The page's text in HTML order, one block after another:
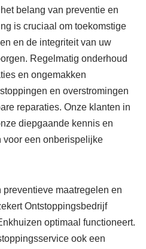
belang van preventie en
is cruciaal om toekomstige
en de integriteit van uw
Regelmatig onderhoud
en ongemakken
en overstromingen
reparaties. Onze klanten in
diepgaande kennis en
voor een onberispelijke
maatregelen en
Ontstoppingsbedrijf
optimaal functioneert.
ook een